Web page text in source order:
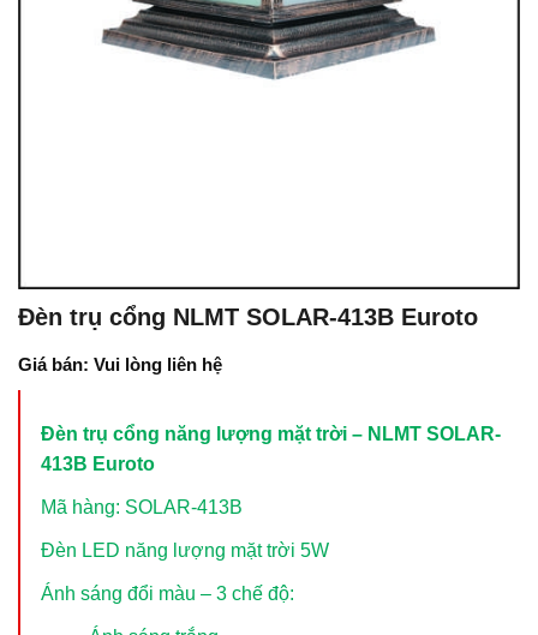
Đèn trụ cổng NLMT SOLAR-413B Euroto
Giá bán: Vui lòng liên hệ
Đèn trụ cổng năng lượng mặt trời – NLMT SOLAR-
413B Euroto
Mã hàng: SOLAR-413B
Đèn LED năng lượng mặt trời 5W
Ánh sáng đổi màu – 3 chế độ: